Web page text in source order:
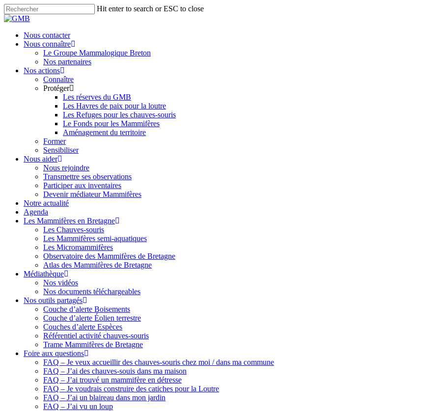
Skip
to
content
Hit enter to search or ESC to close
Close
search
Menu
Nous contacter
Nous connaître
Le Groupe Mammalogique Breton
Nos partenaires
Nos actions
Connaître
Protéger
Les réserves du GMB
Les Havres de paix pour la loutre
Les Refuges pour les chauves-souris
Le Fonds pour les Mammifères
Aménagement du territoire
Former
Sensibiliser
Nous aider
Nous rejoindre
Transmettre ses observations
Participer aux inventaires
Devenir médiateur Mammifères
Notre actualité
Agenda
Les Mammifères en Bretagne
Les Chauves-souris
Les Mammifères semi-aquatiques
Les Micromammifères
Observatoire des Mammifères de Bretagne
Atlas des Mammifères de Bretagne
Médiathèque
Nos vidéos
Nos documents téléchargeables
Nos outils partagés
Couche d’alerte Boisements
Couche d’alerte Éolien terrestre
Couches d’alerte Espèces
Référentiel activité chauves-souris
Trame Mammifères de Bretagne
Foire aux questions
FAQ – Je veux accueillir des chauves-souris chez moi / dans ma commune
FAQ – J’ai des chauves-souis dans ma maison
FAQ – J’ai trouvé un mammifère en détresse
FAQ – Je voudrais construire des catiches pour la Loutre
FAQ – J’ai un blaireau dans mon jardin
FAQ – J’ai vu un loup